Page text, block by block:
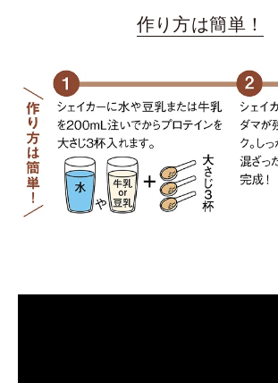
作り方は簡単！